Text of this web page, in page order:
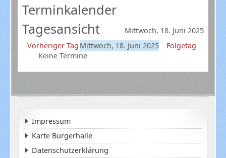
Terminkalender
Tagesansicht
Mittwoch, 18. Juni 2025
Vorheriger Tag Mittwoch, 18. Juni 2025
Folgetag
Keine Termine
Impressum
Karte Bürgerhalle
Datenschutzerklärung